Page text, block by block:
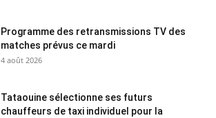
Programme des retransmissions TV des
matches prévus ce mardi
4 août 2026
Tataouine sélectionne ses futurs
chauffeurs de taxi individuel pour la